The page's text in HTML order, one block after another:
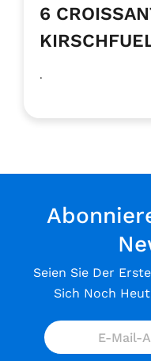
6
.
Seien Sie Der
Sich Noch